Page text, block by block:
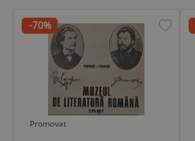
-70%
Promovat